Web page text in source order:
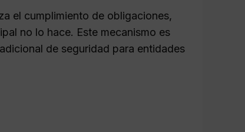
el cumplimiento de obligaciones,
no lo hace. Este mecanismo es
de seguridad para entidades